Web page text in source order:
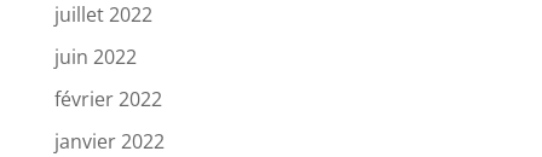
juillet 2022
juin 2022
février 2022
janvier 2022